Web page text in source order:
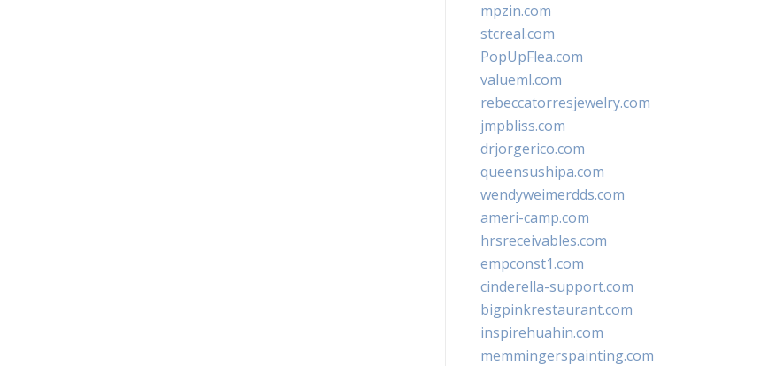
mpzin.com
stcreal.com
PopUpFlea.com
valueml.com
rebeccatorresjewelry.com
jmpbliss.com
drjorgerico.com
queensushipa.com
wendyweimerdds.com
ameri-camp.com
hrsreceivables.com
empconst1.com
cinderella-support.com
bigpinkrestaurant.com
inspirehuahin.com
memmingerspainting.com